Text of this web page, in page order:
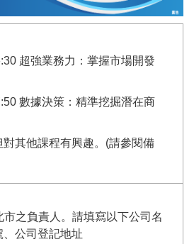
超強業務力：掌握市場開發
數據決策：精準挖掘潛在商
其他課程有興趣。(請參閱備
市之負責人。請填寫以下公司名
公司登記地址